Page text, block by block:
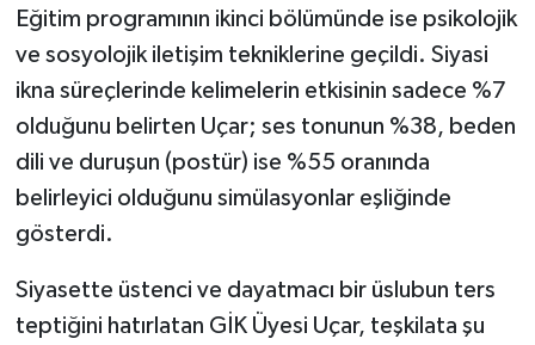
Eğitim programının ikinci bölümünde ise psikolojik
ve sosyolojik iletişim tekniklerine geçildi. Siyasi
ikna süreçlerinde kelimelerin etkisinin sadece %7
olduğunu belirten Uçar; ses tonunun %38, beden
dili ve duruşun (postür) ise %55 oranında
belirleyici olduğunu simülasyonlar eşliğinde
gösterdi.
Siyasette üstenci ve dayatmacı bir üslubun ters
teptiğini hatırlatan GİK Üyesi Uçar, teşkilata şu